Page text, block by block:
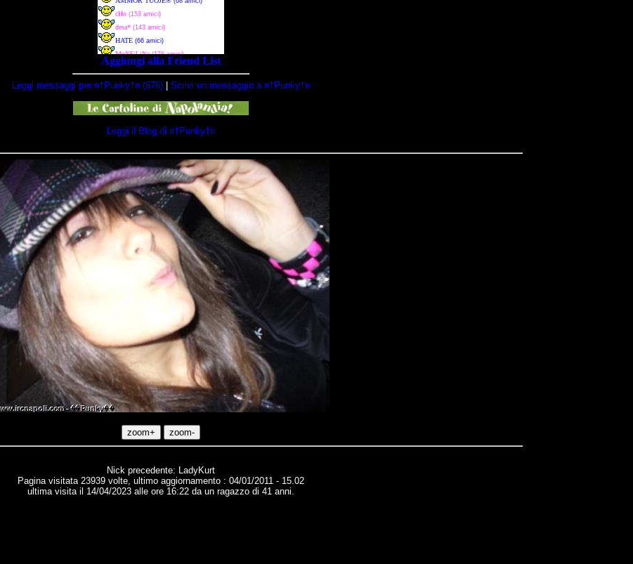
Aggiungi alla Friend List
Leggi messaggi per ¤†Punky†¤ (676) Scrivi un messaggio a ¤†Punky†¤
Leggi il Blog di ¤†Punky†¤
Nick precedente: LadyKurt
Pagina visitata 23939 volte, ultimo aggiornamento : 04/01/2011 - 15.02
ultima visita il 14/04/2023 alle ore 16:22 da un ragazzo di 41 anni.